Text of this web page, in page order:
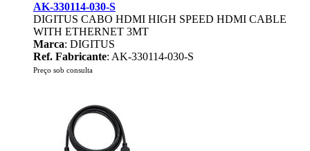
AK-330114-030-S
DIGITUS CABO HDMI HIGH SPEED HDMI CABLE
WITH ETHERNET 3MT
Marca: DIGITUS
Ref. Fabricante: AK-330114-030-S
Preço sob consulta